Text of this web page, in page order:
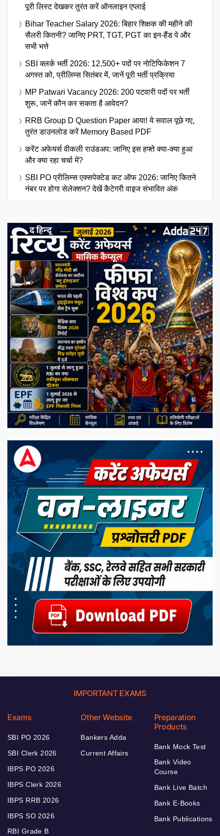
पूरी लिस्ट देखकर तुरंत करें ऑनलाइन एप्लाई
Bihar Teacher Salary 2026: बिहार शिक्षक की महीने की
सैलरी कितनी? जानिए PRT, TGT, PGT का इन-हैंड पे और
सभी भत्ते
SBI क्लर्क भर्ती 2026: 12,500+ पदों पर नोटिफिकेशन 7
अगस्त को, प्रीलिम्स सितंबर में, जानें पूरी भर्ती प्रक्रिया
MP Patwari Vacancy 2026: 200 पटवारी पदों पर भर्ती
शुरू, जानें कौन कर सकता है आवेदन?
RRB Group D Question Paper आया! ये सवाल पूछे गए,
तुरंत डाउनलोड करें Memory Based PDF
करेंट अफेयर्स वीकली राउंडअप: जानिए इस हफ्ते क्या-क्या हुआ
और क्या रहा चर्चा में?
SBI PO प्रीलिम्स एक्सपेक्टेड कट ऑफ 2026: जानिए कितने
नंबर पर होगा सेलेक्शन? देखें कैटेगरी वाइज संभावित अंक
IMPORTANT EXAMS
Exams
SBI PO 2026
SBI Clerk 2026
IBPS PO 2026
IBPS Clerk 2026
IBPS RRB 2026
IBPS SO 2026
RBI Grade B
Other Website
Bankers Adda
Current Affairs
Preparation
Products
Bank Mock Test
Bank Video
Course
Bank Live Batch
Bank E-Books
Bank Publications